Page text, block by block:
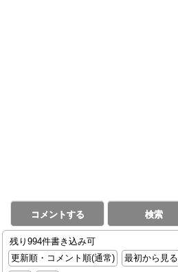
コメントする 検索
残り994件書き込み可
更新順・コメント順(通常)
最初から見る